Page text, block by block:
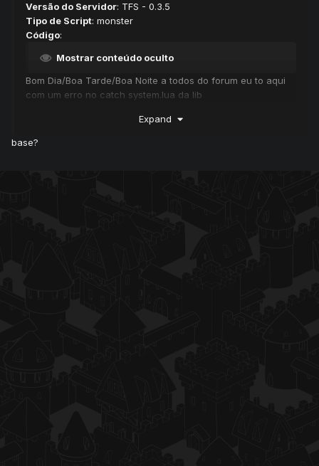
Versão do Servidor: TFS - 0.3.5
Tipo de Script: monster
Código:
Mostrar conteúdo oculto
Bom Dia/Boa Tarde/Boa Noite a todos do forum eu to aqui
com um erro no catch system.lua da lib
se alguem solber como resolvelo desde ja eu agradeço
Expand
base?